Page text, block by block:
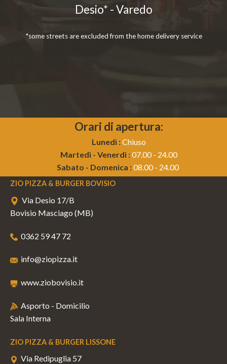
Desio* - Varedo
*some streets are excluded from the home delivery service
Orari di apertura:
Lunedì :Chiuso
Martedì - Venerdì :07.00 - 24.00
Sabato - Domenica :08.00 - 24.00
ZIO PIZZA & BURGER BOVISIO
Via Desio 17/B
Bovisio Masciago (MB)
0362 59 47 72
info@ziopizza.it
www.ziobovisio.it
Asporto - Domicilio
Sala Interna
ZIO PIZZA & BURGER LISSONE
Via Redipuglia 57